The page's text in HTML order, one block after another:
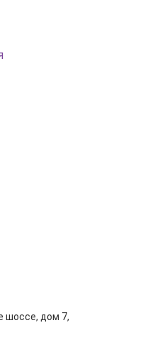
шоссе, дом 7,